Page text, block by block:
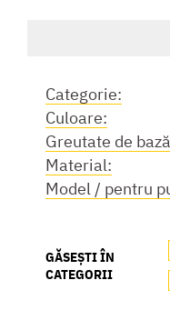
Categorie:
Culoare:
Greutate de
Material:
Model / pentru
GĂSEȘTI ÎN
CATEGORII